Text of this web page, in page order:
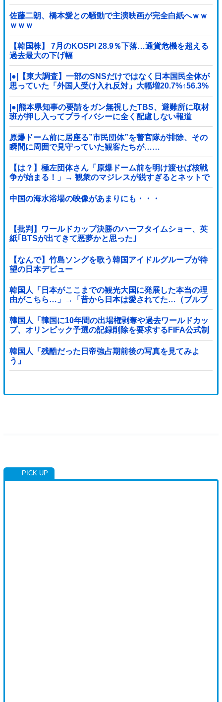
佐藤二朗、橋本愛との騒動で主演映画が完全白紙へｗｗ
ｗｗｗ
【韓国株】 7月のKOSPI 28.9％下落…通貨危機を超える
過去最大の下げ幅
|●|【東大調査】一部のSNSだけではなく日本国民全体が
思っていた「外国人受け入れ反対」大幅増20.7%↑56.3%
|●|熊本県知事の要請をガン無視したTBS、避難所に取材
班が押し入ってプライバシーに全く配慮しない報道
を……
原爆ドーム前に居座る”市民団体”を警官隊が排除、その
瞬間に周囲で見守っていた観客たちが……
【は？】極左団体さん「原爆ドーム前を明け渡せば核戦
争が始まる！」→ 観衆のマジレスが鋭すぎるとネットで
話題に → ｗｗｗｗｗｗｗｗｗｗｗｗ
中国の海水浴場の映像があまりにも・・・
【批判】ワールドカップ決勝のハーフタイムショー、英
紙｢BTSが出てきて悪夢かと思った｣
【なんで】竹島ソングを歌う韓国アイドルグループが待
望の日本デビュー
韓国人「日本がここまでの観光大国に発展した本当の理
由がこちら…」→「昔から日本は愛されてた…（ブルブ
ル」＝韓国の反応
韓国人「韓国に10年間の出場権剥奪や過去ワールドカッ
プ、オリンピック予選の記録削除を要求するFIFA公式制
裁を海外メディアが報道！」
韓国人「残酷だった日帝強占期前後の写真を見てみよ
う」